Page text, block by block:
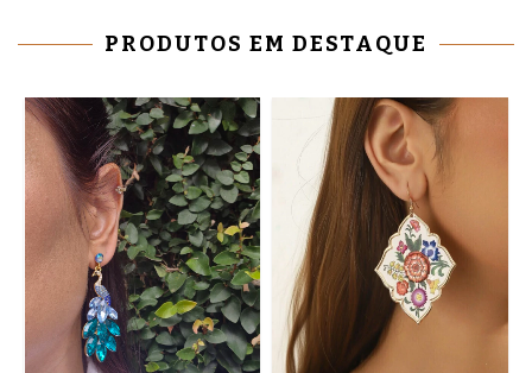
PRODUTOS EM DESTAQUE